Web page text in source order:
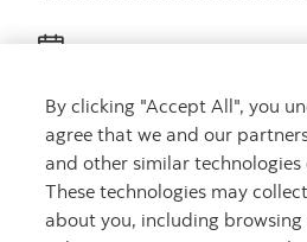
Obtenez des conseils
Rencontrez un conseiller
Prenez rendez-vous
By clicking "Accept All", you
agree that we and our
and other similar technologies
These technologies may
about you, including